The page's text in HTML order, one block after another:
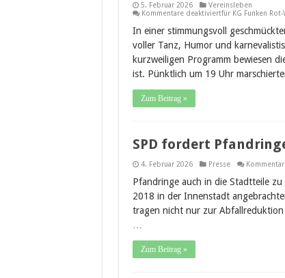
5. Februar 2026
Vereinsleben
Kommentare deaktiviertfür KG Funken
In einer stimmungsvoll
voller Tanz, Humor und
kurzweiligen Programm bewiesen
ist. Pünktlich um 19 Uhr
Zum Beitrag »
SPD fordert
4. Februar 2026 Presse
Pfandringe auch in die Stadtteile
2018 in der Innenstadt
tragen nicht nur zur Abfallreduktion
Zum Beitrag »